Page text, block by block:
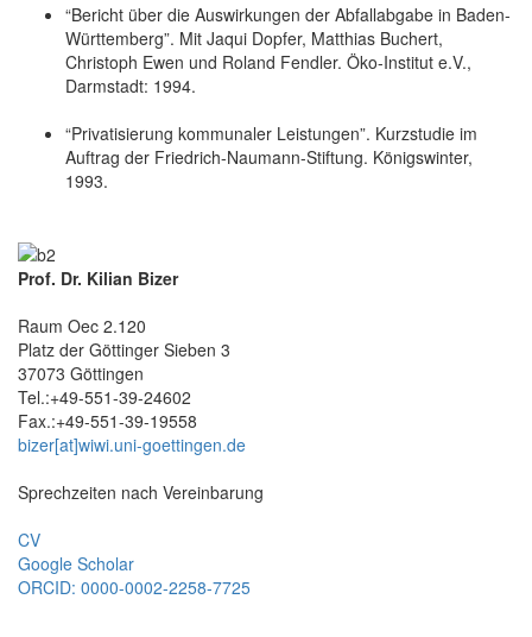
“Bericht über die Auswirkungen der Abfallabgabe in Baden-
Württemberg”. Mit Jaqui Dopfer, Matthias Buchert,
Christoph Ewen und Roland Fendler. Öko-Institut e.V.,
Darmstadt: 1994.
“Privatisierung kommunaler Leistungen”. Kurzstudie im
Auftrag der Friedrich-Naumann-Stiftung. Königswinter,
1993.
Prof. Dr. Kilian Bizer
Raum Oec 2.120
Platz der Göttinger Sieben 3
37073 Göttingen
Tel.:+49-551-39-24602
Fax.:+49-551-39-19558
bizer[at]wiwi.uni-goettingen.de
Sprechzeiten nach Vereinbarung
CV
Google Scholar
ORCID: 0000-0002-2258-7725